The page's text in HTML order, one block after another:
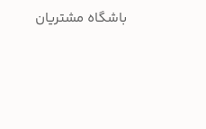
باشگاه مشتریان